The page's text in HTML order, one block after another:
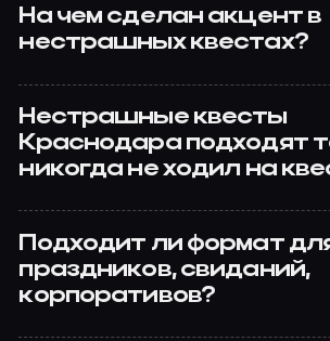
На чем сделан акцент в
нестрашных квестах?
Нестрашные квесты
Краснодара подходят
никогда не ходил на
Подходит ли формат
праздников, свиданий,
корпоративов?